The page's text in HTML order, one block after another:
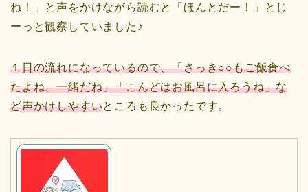
ね！」と声をかけながら読むと「ほんとだー！」とじ
ーっと観察していました♪
１日の流れになっているので、「さっき○○もご飯食べ
たよね、一緒だね」「こんどはお風呂に入ろうね」な
ど声かけしやすいところも良かったです。